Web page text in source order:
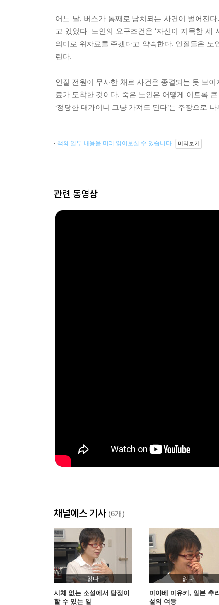
어느 날, 버스가 통째로 납치되는 사건이 벌어진
고 있었다. 노인의 요구조건은 ‘자신이 지목한
의미로 위자료를 주겠다고 약속한다. 인질들은
린다.
인질 전원이 무사한 채로 사건은 종결되는 듯 보
료가 도착한 것이다. 죽은 노인은 어떻게 이토록
‘정당한 대가이니 그냥 가져도 된다’는 주장으로
책의 일부 내용을 미리 읽어보실 수 있습니다. 미리보기
관련 동영상
채널예스 기사 (6개)
읽다
시체 없는 소설에서 탐정이
할 수 있는 일
읽다
미야베 미유키, 일본 추
설의 여왕